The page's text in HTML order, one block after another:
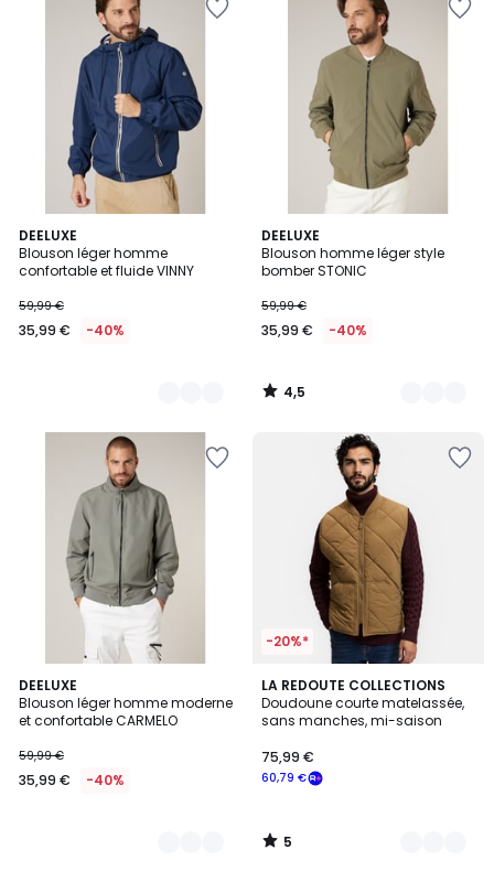
DEELUXE
Blouson léger homme
confortable et fluide VINNY
59,99 €
35,99 € -40%
4
Couleurs
DEELUXE
Blouson homme léger style
bomber STONIC
59,99 €
35,99 € -40%
4,5
/ 5
2
Couleurs
4,5
/
DEELUXE
Blouson léger homme moderne
et confortable CARMELO
59,99 €
35,99 € -40%
2
Couleurs
-20%*
LA REDOUTE COLLECTIONS
Doudoune courte matelassée,
sans manches, mi-saison
60,79 €
75,99 €
5
/
5
2
Couleurs
5
/